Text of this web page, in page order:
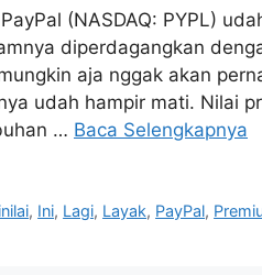
(NASDAQ: PYPL)
diperdagangkan
aja nggak akan
udah hampir mati. Nilai
… Baca Selengkapnya
, Ini, Lagi, Layak, PayPal,